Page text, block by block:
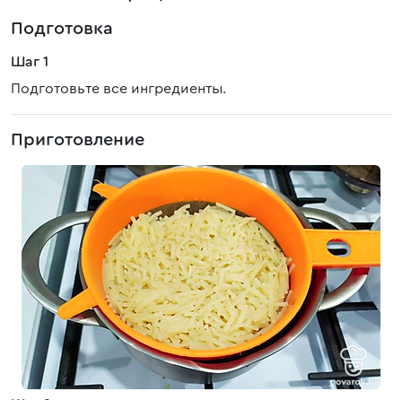
Подготовка
Шаг 1
Подготовьте все ингредиенты.
Приготовление